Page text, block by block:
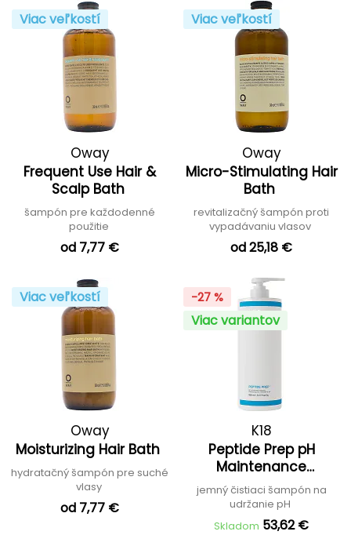
Viac veľkostí
Oway
Frequent Use Hair &
Scalp Bath
šampón pre každodenné
použitie
od 7,77 €
Viac veľkostí
Oway
Micro-Stimulating Hair
Bath
revitalizačný šampón proti
vypadávaniu vlasov
od 25,18 €
Viac veľkostí
Oway
Moisturizing Hair Bath
hydratačný šampón pre suché
vlasy
od 7,77 €
-27 %
Viac variantov
K18
Peptide Prep pH
Maintenance
Shampoo
jemný čistiaci šampón na
udržanie pH
Skladom 53,62 €